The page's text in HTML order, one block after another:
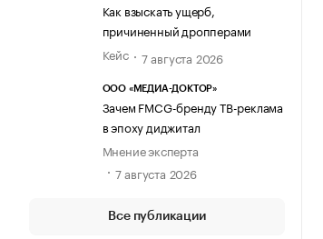
Как взыскать ущерб,
причиненный дропперами
Кейс
7 августа 2026
ООО «МЕДИА-ДОКТОР»
Зачем FMCG-бренду ТВ-реклама
в эпоху диджитал
Мнение эксперта
7 августа 2026
Все публикации